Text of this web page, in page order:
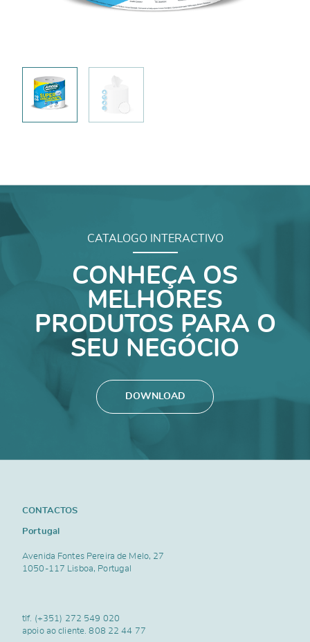
CATALOGO INTERACTIVO
CONHEÇA OS
MELHORES
PRODUTOS PARA O
SEU NEGÓCIO
DOWNLOAD
CONTACTOS
Portugal
Avenida Fontes Pereira de Melo, 27
1050-117 Lisboa, Portugal
tlf. (+351) 272 549 020
apoio ao cliente.808 22 44 77